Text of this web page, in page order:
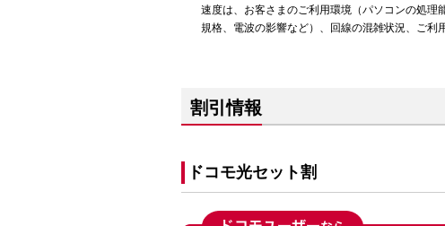
速度は、お客さまのご利用環境（パソコンの処
規格、電波の影響など）、回線の混雑状況、ご利
割引情報
ドコモ光セット割